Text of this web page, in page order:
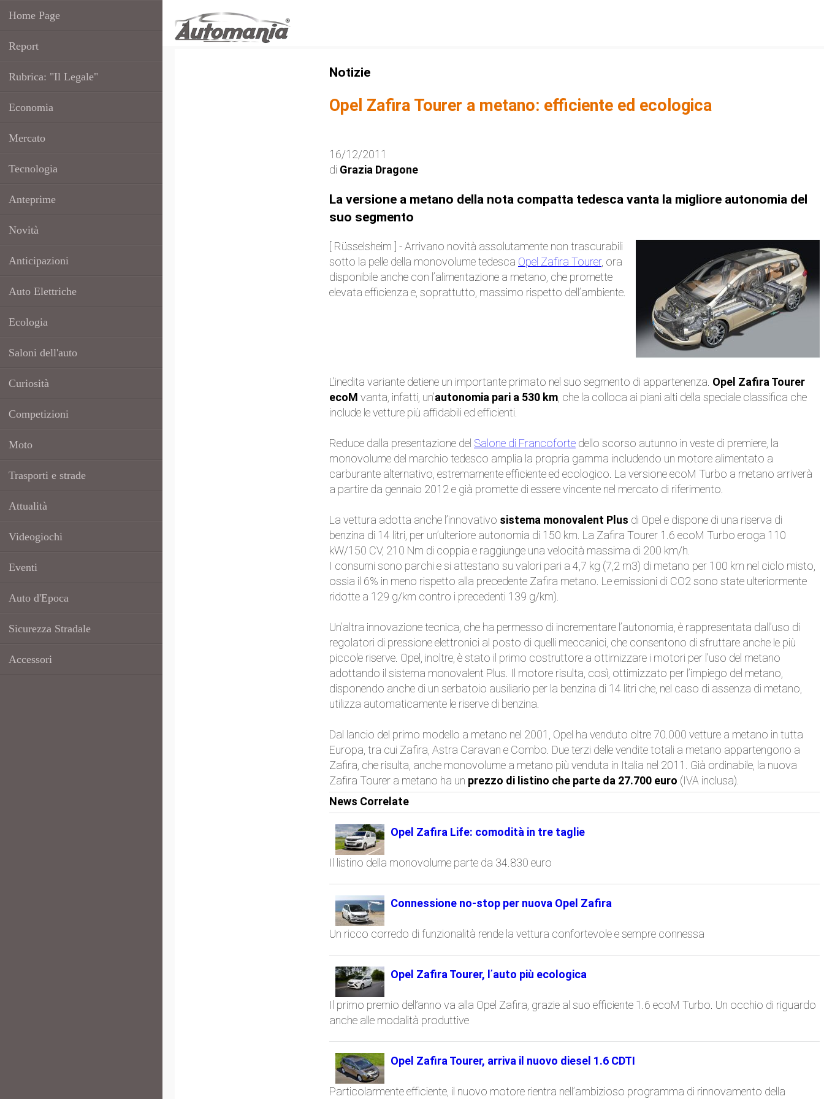
Home Page
Report
Rubrica: "Il Legale"
Economia
Mercato
Tecnologia
Anteprime
Novità
Anticipazioni
Auto Elettriche
Ecologia
Saloni dell'auto
Curiosità
Competizioni
Moto
Trasporti e strade
Attualità
Videogiochi
Eventi
Auto d'Epoca
Sicurezza Stradale
Accessori
Notizie
Opel Zafira Tourer a metano: efficiente ed ecologica
16/12/2011
di Grazia Dragone
La versione a metano della nota compatta tedesca vanta la migliore autonomia del
suo segmento
[ Rüsselsheim ] - Arrivano novità assolutamente non trascurabili
sotto la pelle della monovolume tedesca Opel Zafira Tourer, ora
disponibile anche con l’alimentazione a metano, che promette
elevata efficienza e, soprattutto, massimo rispetto dell’ambiente.
L’inedita variante detiene un importante primato nel suo segmento di appartenenza. Opel Zafira Tourer
ecoM vanta, infatti, un’autonomia pari a 530 km , che la colloca ai piani alti della speciale classifica che
include le vetture più affidabili ed efficienti.
Reduce dalla presentazione del Salone di Francoforte dello scorso autunno in veste di premiere, la
monovolume del marchio tedesco amplia la propria gamma includendo un motore alimentato a
carburante alternativo, estremamente efficiente ed ecologico. La versione ecoM Turbo a metano arriverà
a partire da gennaio 2012 e già promette di essere vincente nel mercato di riferimento.
La vettura adotta anche l’innovativo sistema monovalent Plus di Opel e dispone di una riserva di
benzina di 14 litri, per un’ulteriore autonomia di 150 km. La Zafira Tourer 1.6 ecoM Turbo eroga 110
kW/150 CV, 210 Nm di coppia e raggiunge una velocità massima di 200 km/h.
I consumi sono parchi e si attestano su valori pari a 4,7 kg (7,2 m3) di metano per 100 km nel ciclo misto,
ossia il 6% in meno rispetto alla precedente Zafira metano. Le emissioni di CO2 sono state ulteriormente
ridotte a 129 g/km contro i precedenti 139 g/km).
Un’altra innovazione tecnica, che ha permesso di incrementare l’autonomia, è rappresentata dall’uso di
regolatori di pressione elettronici al posto di quelli meccanici, che consentono di sfruttare anche le più
piccole riserve. Opel, inoltre, è stato il primo costruttore a ottimizzare i motori per l’uso del metano
adottando il sistema monovalent Plus. Il motore risulta, così, ottimizzato per l’impiego del metano,
disponendo anche di un serbatoio ausiliario per la benzina di 14 litri che, nel caso di assenza di metano,
utilizza automaticamente le riserve di benzina.
Dal lancio del primo modello a metano nel 2001, Opel ha venduto oltre 70.000 vetture a metano in tutta
Europa, tra cui Zafira, Astra Caravan e Combo. Due terzi delle vendite totali a metano appartengono a
Zafira, che risulta, anche monovolume a metano più venduta in Italia nel 2011. Già ordinabile, la nuova
Zafira Tourer a metano ha un prezzo di listino che parte da 27.700 euro (IVA inclusa).
News Correlate
Opel Zafira Life: comodità in tre taglie
Il listino della monovolume parte da 34.830 euro
Connessione no-stop per nuova Opel Zafira
Un ricco corredo di funzionalità rende la vettura confortevole e sempre connessa
Opel Zafira Tourer, l᾽auto più ecologica
Il primo premio dell᾽anno va alla Opel Zafira, grazie al suo efficiente 1.6 ecoM Turbo. Un occhio di riguardo
anche alle modalità produttive
Opel Zafira Tourer, arriva il nuovo diesel 1.6 CDTI
Particolarmente efficiente, il nuovo motore rientra nell’ambizioso programma di rinnovamento della